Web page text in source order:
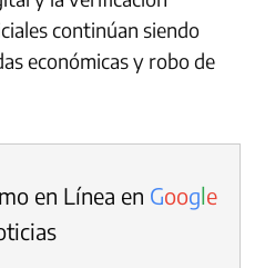
continúan siendo
económicas y robo de
en Línea en Google